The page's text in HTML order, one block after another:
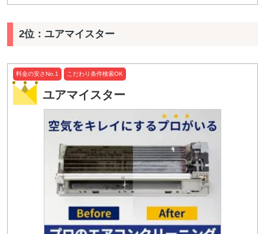
2位：ユアマイスター
料金の安さNo.1 こだわり条件検索OK
ユアマイスター